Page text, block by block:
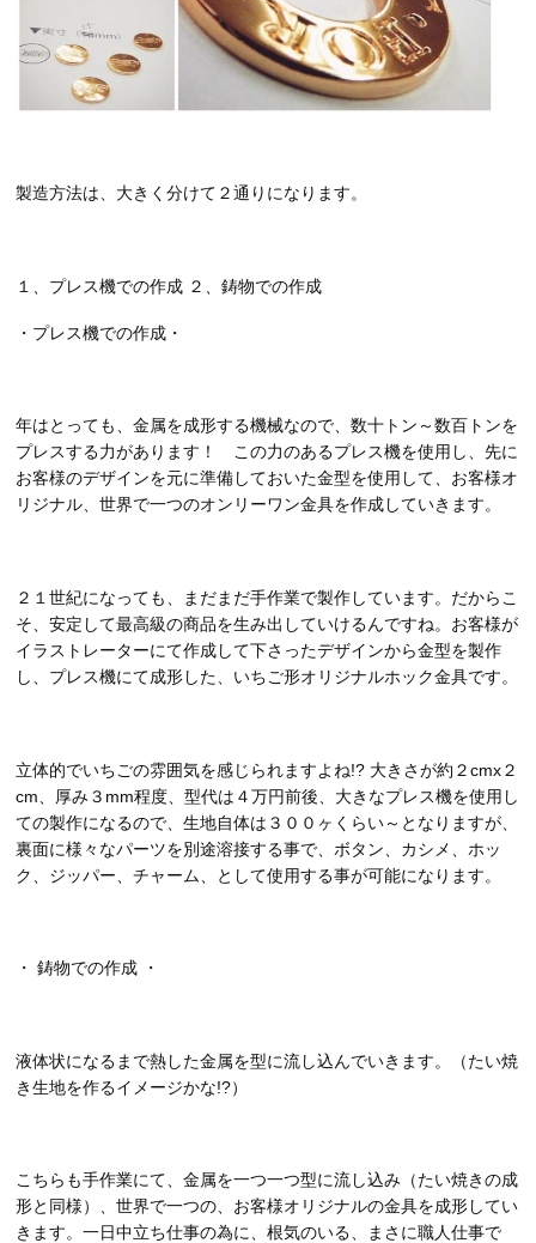
製造方法は、大きく分けて２通りになります。
１、プレス機での作成 ２、鋳物での作成
・プレス機での作成・
年はとっても、金属を成形する機械なので、数十トン～数百トンを
プレスする力があります！ この力のあるプレス機を使用し、先に
お客様のデザインを元に準備しておいた金型を使用して、お客様オ
リジナル、世界で一つのオンリーワン金具を作成していきます。
２１世紀になっても、まだまだ手作業で製作しています。だからこ
そ、安定して最高級の商品を生み出していけるんですね。お客様が
イラストレーターにて作成して下さったデザインから金型を製作
し、プレス機にて成形した、いちご形オリジナルホック金具です。
立体的でいちごの雰囲気を感じられますよね!? 大きさが約２cmx２
cm、厚み３mm程度、型代は４万円前後、大きなプレス機を使用し
ての製作になるので、生地自体は３００ヶくらい～となりますが、
裏面に様々なパーツを別途溶接する事で、ボタン、カシメ、ホッ
ク、ジッパー、チャーム、として使用する事が可能になります。
・ 鋳物での作成 ・
液体状になるまで熱した金属を型に流し込んでいきます。（たい焼
き生地を作るイメージかな!?）
こちらも手作業にて、金属を一つ一つ型に流し込み（たい焼きの成
形と同様）、世界で一つの、お客様オリジナルの金具を成形してい
きます。一日中立ち仕事の為に、根気のいる、まさに職人仕事で